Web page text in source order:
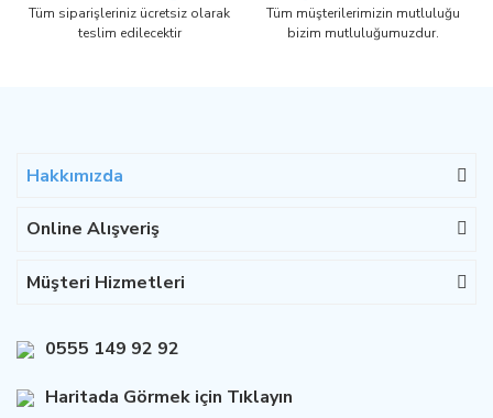
Tüm siparişleriniz ücretsiz olarak
teslim edilecektir
Tüm müşterilerimizin mutluluğu
bizim mutluluğumuzdur.
Hakkımızda
Online Alışveriş
Müşteri Hizmetleri
0555 149 92 92
Haritada Görmek için Tıklayın